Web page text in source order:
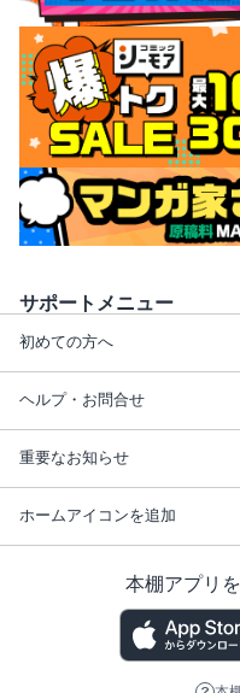
サポートメニュー
初めての方へ
ヘルプ・お問合せ
重要なお知らせ
ホームアイコンを追加
本棚アプリ